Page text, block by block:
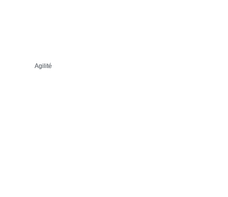
Agilité